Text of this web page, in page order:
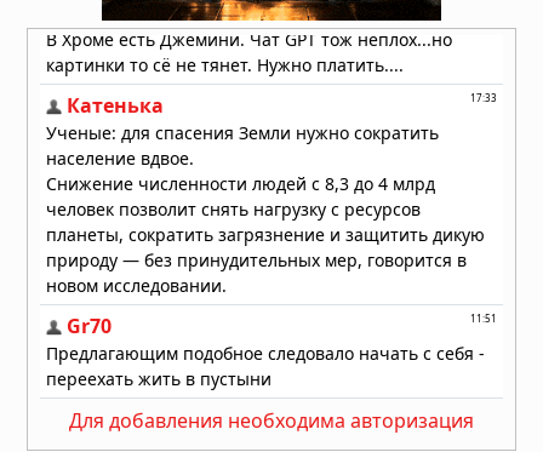
05.08.2026 в 16:01
Вулкан Фуэго в Гватемале:
извержение заставило власти
объявить оранжевый уровень
04.08.2026 в 11:33
Для добавления необходима авторизация